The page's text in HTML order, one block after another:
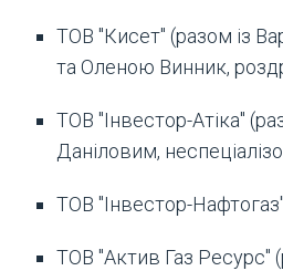
ТОВ "Кисет" (разом із
та Оленою Винник,
ТОВ "Інвестор-Атіка"
Даніловим,
ТОВ "Інвестор-
ТОВ "Актив Газ Ресурс"